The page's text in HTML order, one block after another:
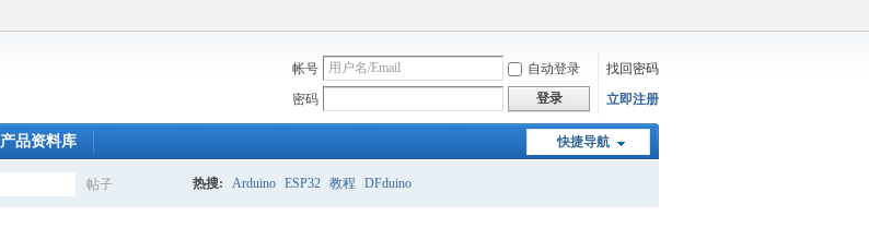
帐号 自动登录
找回密码
密码
登录 立即注册
快捷导航
产品资料库
帖子 热搜: Arduino ESP32 教程 DFduino